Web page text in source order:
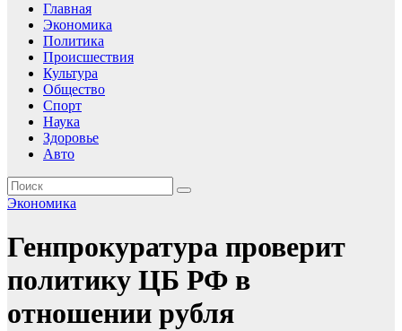
Главная
Экономика
Политика
Происшествия
Культура
Общество
Спорт
Наука
Здоровье
Авто
Экономика
Генпрокуратура проверит
политику ЦБ РФ в
отношении рубля